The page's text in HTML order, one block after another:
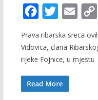
F
ac
e
b
o
o
T
w
itt
er
E
ai
l
C
o
Prava ribarska sreca
Vidovica, clana
rijeke Fojnice, u mjestu
Read More